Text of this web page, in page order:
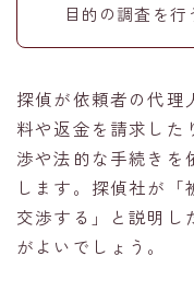
目的の調査を行
探偵が依頼者の代理
料や返金を請求した
渉や法的な手続きを
します。探偵社が「
交渉する」と説明し
がよいでしょう。